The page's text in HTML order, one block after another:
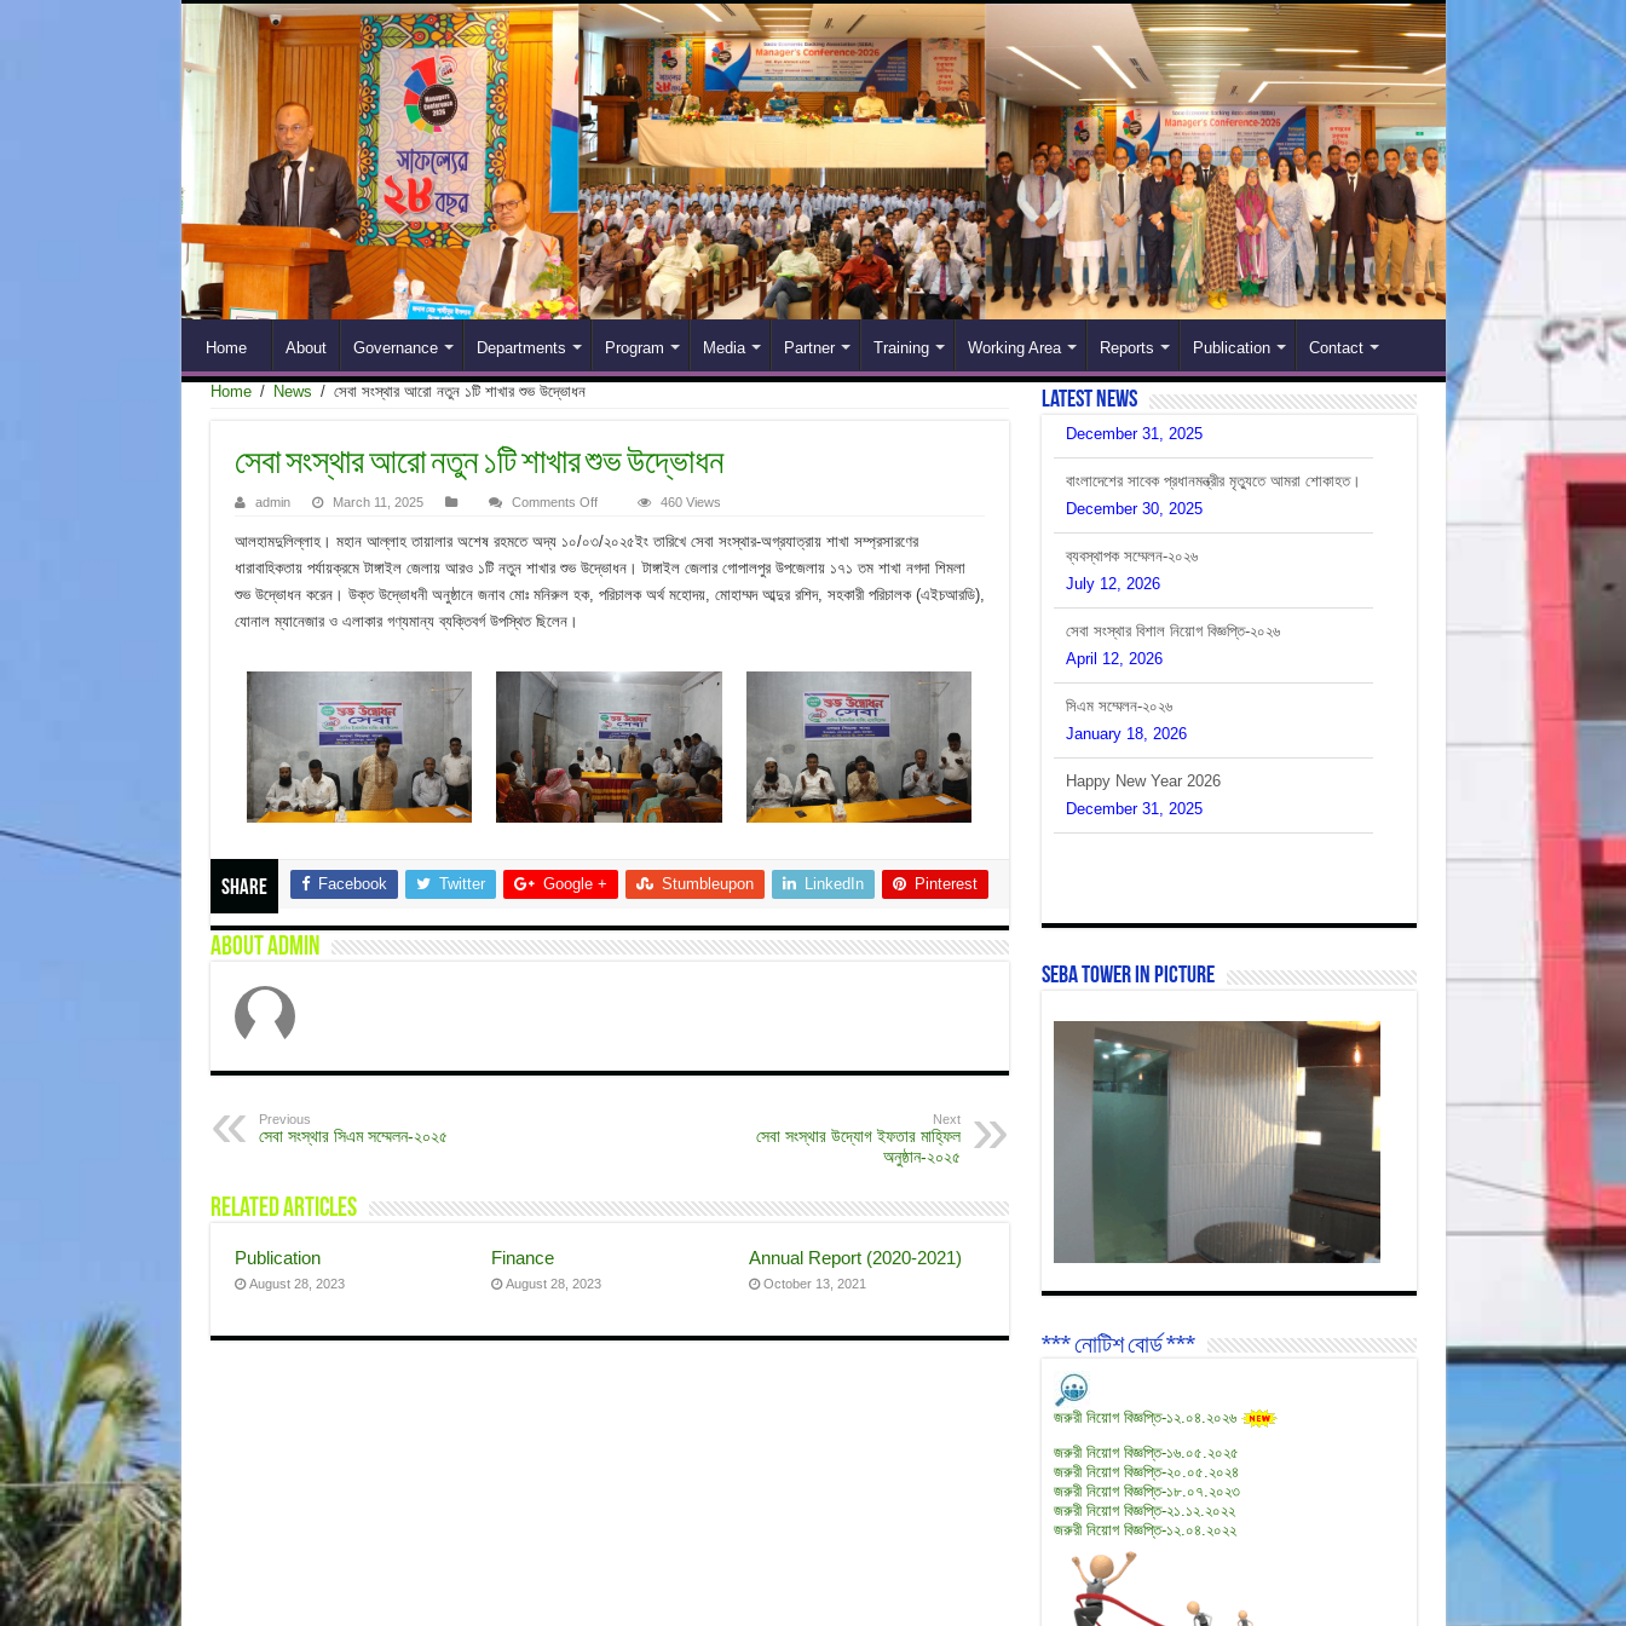
Home About Governance Departments Program Media Partner Training Working Area Reports Publication Contact
Home / News / সেবা সংস্থার আরো নতুন ১টি শাখার শুভ উদ্ভোধন
সেবা সংস্থার আরো নতুন ১টি শাখার শুভ উদ্ভোধন
admin March 11, 2025 Comments Offon
আরো
নতুন
১টি
শাখার
460 Views
আলহামদুলিল্লাহ। মহান আল্লাহ তায়ালার অশেষ রহমতে অদ্য ১০/০৩/২০২৫ইং তারিখে সেবা সংস্থার-অগ্রযাত্রায় শাখা সম্প্রসারণের
ধারাবাহিকতায় পর্যায়ক্রমে টাঙ্গাইল জেলায় আরও ১টি নতুন শাখার শুভ উদ্ভোধন। টাঙ্গাইল জেলার গোপালপুর উপজেলায় ১৭১ তম শাখা নগদা শিমলা
শুভ উদ্ভোধন করেন। উক্ত উদ্ভোধনী অনুষ্ঠানে জনাব মোঃ মনিরুল হক, পরিচালক অর্থ মহোদয়, মোহাম্মদ আব্দুর রশিদ, সহকারী পরিচালক (এইচআরডি),
যোনাল ম্যানেজার ও এলাকার গণ্যমান্য ব্যক্তিবর্গ উপস্থিত ছিলেন।
Share Facebook Twitter Google + Stumbleupon LinkedIn Pinterest
About admin
Previous
সেবা সংস্থার সিএম সম্মেলন-২০২৫
Next
সেবা সংস্থার উদ্যোগ ইফতার মাহ্ফিল
অনুষ্ঠান-২০২৫
Related Articles
Publication
August 28, 2023
Finance
August 28, 2023
Annual Report (2020-2021)
October 13, 2021
Latest News
December 30, 2025
July 12, 2026
April 12, 2026
January 18, 2026
December 31, 2025
SEBA Tower In Picture
*** নোটিশ বোর্ড ***
জরুরী নিয়োগ বিজ্ঞপ্তি-১২.০৪.২০২৬
জরুরী নিয়োগ বিজ্ঞপ্তি-১৬.০৫.২০২৫
জরুরী নিয়োগ বিজ্ঞপ্তি-২০.০৫.২০২৪
জরুরী নিয়োগ বিজ্ঞপ্তি-১৮.০৭.২০২৩
জরুরী নিয়োগ বিজ্ঞপ্তি-২১.১২.২০২২
জরুরী নিয়োগ বিজ্ঞপ্তি-১২.০৪.২০২২